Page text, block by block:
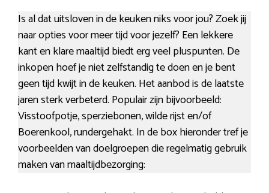
Is al dat uitsloven in de keuken niks voor jou? Zoek jij
naar opties voor meer tijd voor jezelf? Een lekkere
kant en klare maaltijd biedt erg veel pluspunten. De
inkopen hoef je niet zelfstandig te doen en je bent
geen tijd kwijt in de keuken. Het aanbod is de laatste
jaren sterk verbeterd. Populair zijn bijvoorbeeld:
Visstoofpotje, sperziebonen, wilde rijst en/of
Boerenkool, rundergehakt. In de box hieronder tref je
voorbeelden van doelgroepen die regelmatig gebruik
maken van maaltijdbezorging: